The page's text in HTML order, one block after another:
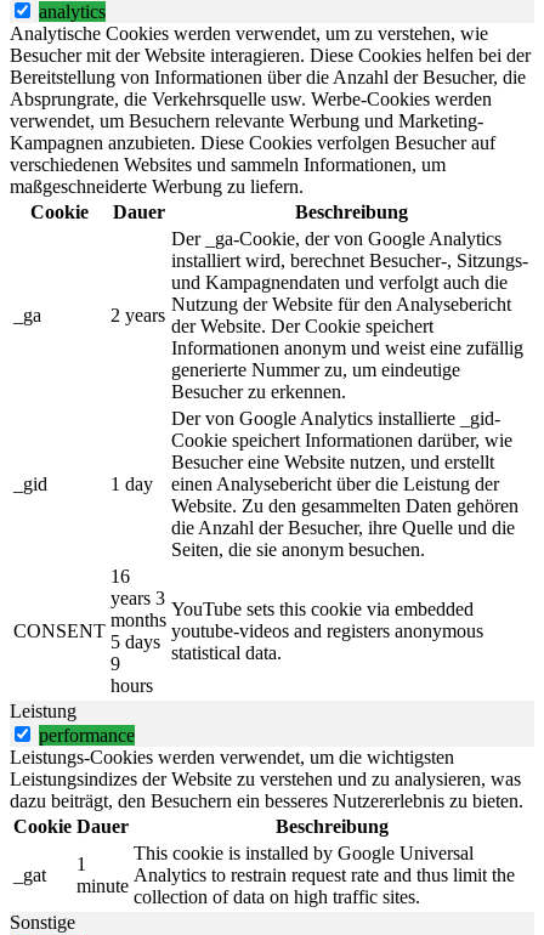
analytics
Analytische Cookies werden verwendet, um zu verstehen, wie
Besucher mit der Website interagieren. Diese Cookies helfen bei der
Bereitstellung von Informationen über die Anzahl der Besucher, die
Absprungrate, die Verkehrsquelle usw. Werbe-Cookies werden
verwendet, um Besuchern relevante Werbung und Marketing-
Kampagnen anzubieten. Diese Cookies verfolgen Besucher auf
verschiedenen Websites und sammeln Informationen, um
maßgeschneiderte Werbung zu liefern.
Cookie
Dauer Beschreibung
_ga 2 years
Der _ga-Cookie, der von Google Analytics
installiert wird, berechnet Besucher-, Sitzungs-
und Kampagnendaten und verfolgt auch die
Nutzung der Website für den Analysebericht
der Website. Der Cookie speichert
Informationen anonym und weist eine zufällig
generierte Nummer zu, um eindeutige
Besucher zu erkennen.
_gid 1 day
Der von Google Analytics installierte _gid-
Cookie speichert Informationen darüber, wie
Besucher eine Website nutzen, und erstellt
einen Analysebericht über die Leistung der
Website. Zu den gesammelten Daten gehören
die Anzahl der Besucher, ihre Quelle und die
Seiten, die sie anonym besuchen.
CONSENT
16
years 3
months
5 days
9
hours
YouTube sets this cookie via embedded
youtube-videos and registers anonymous
statistical data.
Leistung
performance
Leistungs-Cookies werden verwendet, um die wichtigsten
Leistungsindizes der Website zu verstehen und zu analysieren, was
dazu beiträgt, den Besuchern ein besseres Nutzererlebnis zu bieten.
Cookie Dauer Beschreibung
_gat
1
minute
This cookie is installed by Google Universal
Analytics to restrain request rate and thus limit the
collection of data on high traffic sites.
Sonstige